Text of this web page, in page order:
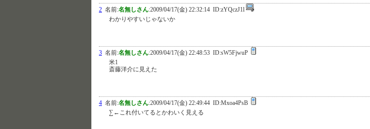
2 名前:名無しさん:2009/04/17(金) 22:32:14 ID:zYQczJ1l
わかりやすいじゃないか
3 名前:名無しさん:2009/04/17(金) 22:48:53 ID:sW5FjwuP
米1
斎藤洋介に見えた
4 名前:名無しさん:2009/04/17(金) 22:49:44 ID:Mxoa4PsB
∑←これ付いてるとかわいく見える